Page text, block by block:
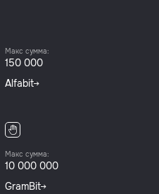
Макс сумма:
150 000
Alfabit
Макс сумма:
10 000 000
GramBit